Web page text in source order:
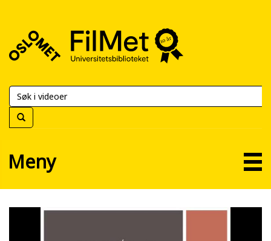
FilMet
Universitetsbiblioteket
Meny